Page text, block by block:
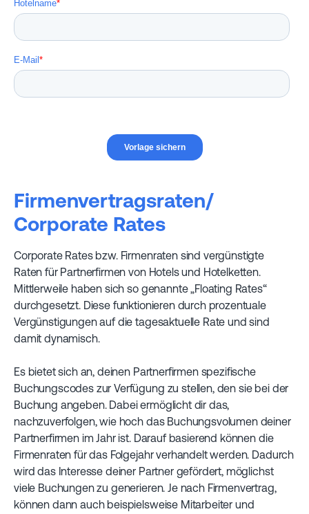
Firmenvertragsraten/
Corporate Rates
Corporate Rates bzw. Firmenraten sind vergünstigte
Raten für Partnerfirmen von Hotels und Hotelketten.
Mittlerweile haben sich so genannte „Floating Rates“
durchgesetzt. Diese funktionieren durch prozentuale
Vergünstigungen auf die tagesaktuelle Rate und sind
damit dynamisch.
Es bietet sich an, deinen Partnerfirmen spezifische
Buchungscodes zur Verfügung zu stellen, den sie bei der
Buchung angeben. Dabei ermöglicht dir das,
nachzuverfolgen, wie hoch das Buchungsvolumen deiner
Partnerfirmen im Jahr ist. Darauf basierend können die
Firmenraten für das Folgejahr verhandelt werden. Dadurch
wird das Interesse deiner Partner gefördert, möglichst
viele Buchungen zu generieren. Je nach Firmenvertrag,
können dann auch beispielsweise Mitarbeiter und